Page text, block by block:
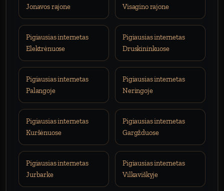
Jonavos rajone
Visagino rajone
Pigiausias internetas
Elektrėnuose
Pigiausias internetas
Druskininkuose
Pigiausias internetas
Palangoje
Pigiausias internetas
Neringoje
Pigiausias internetas
Kuršėnuose
Pigiausias internetas
Gargžduose
Pigiausias internetas
Jurbarke
Pigiausias internetas
Vilkaviškyje